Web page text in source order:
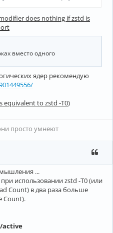
does nothing if zstd is
вместо одного
ядер рекомендую
equivalent to zstd -T0)
просто умнеют
...
использовании zstd -T0 (или
Count) в два раза больше
Count).
active